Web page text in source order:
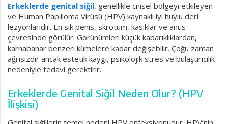
Erkeklerde genital siğil, genellikle cinsel bölgeyi etkileyen
ve Human Papilloma Virüsü (HPV) kaynaklı iyi huylu deri
lezyonlarıdır. En sık penis, skrotum, kasıklar ve anüs
çevresinde görülür. Görünümleri küçük kabarıklıklardan,
karnabahar benzeri kümelere kadar değişebilir. Çoğu zaman
ağrısızdır ancak estetik kaygı, psikolojik stres ve bulaştırıcılık
nedeniyle tedavi gerektirir.
Erkeklerde Genital Siğil Neden Olur? (HPV
İlişkisi)